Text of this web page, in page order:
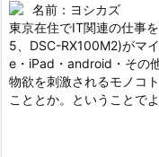
名前：ヨシカズ
東京在住でIT関連の仕事
5、DSC-RX100M2)がマ
e・iPad・android・その
物欲を刺激されるモノコ
こととか。ということで